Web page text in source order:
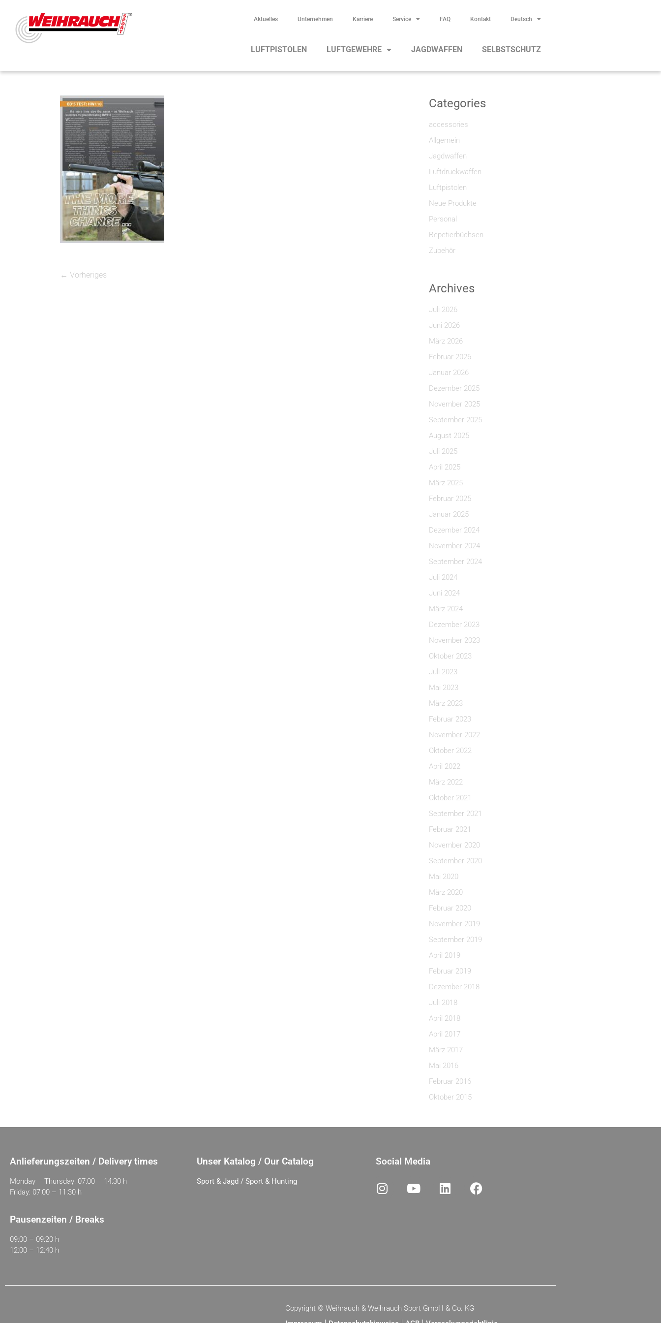
Aktuelles Unternehmen Karriere Service FAQ Kontakt Deutsch
LUFTPISTOLEN LUFTGEWEHRE JAGDWAFFEN SELBSTSCHUTZ
← Vorheriges
Categories
accessories
Allgemein
Jagdwaffen
Luftdruckwaffen
Luftpistolen
Neue Produkte
Personal
Repetierbüchsen
Zubehör
Archives
Juli 2026
Juni 2026
März 2026
Februar 2026
Januar 2026
Dezember 2025
November 2025
September 2025
August 2025
Juli 2025
April 2025
März 2025
Februar 2025
Januar 2025
Dezember 2024
November 2024
September 2024
Juli 2024
Juni 2024
März 2024
Dezember 2023
November 2023
Oktober 2023
Juli 2023
Mai 2023
März 2023
Februar 2023
November 2022
Oktober 2022
April 2022
März 2022
Oktober 2021
September 2021
Februar 2021
November 2020
September 2020
Mai 2020
März 2020
Februar 2020
November 2019
September 2019
April 2019
Februar 2019
Dezember 2018
Juli 2018
April 2018
April 2017
März 2017
Mai 2016
Februar 2016
Oktober 2015
Anlieferungszeiten / Delivery times
Monday – Thursday: 07:00 – 14:30 h
Friday: 07:00 – 11:30 h
Pausenzeiten / Breaks
09:00 – 09:20 h
12:00 – 12:40 h
Unser Katalog / Our Catalog
Sport & Jagd / Sport & Hunting
Social Media
Copyright © Weihrauch & Weihrauch Sport GmbH & Co. KG